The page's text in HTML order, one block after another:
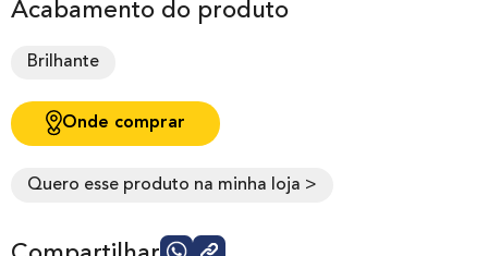
Acabamento do produto
Brilhante
Onde comprar
Quero esse produto na minha loja >